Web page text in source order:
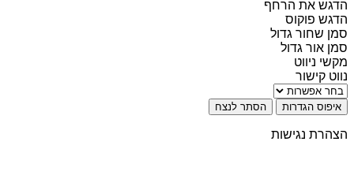
הדגש את הרחף
הדגש פוקוס
סמן שחור גדול
סמן אור גדול
מקשי ניווט
נווט קישור
איפוס הגדרות הסתר לנצח
הצהרת נגישות